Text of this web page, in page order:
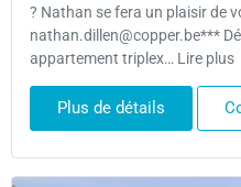
? Nathan se fera un plaisir de
nathan.dillen@copper.be***
appartement triplex… Lire plus
Plus de détails